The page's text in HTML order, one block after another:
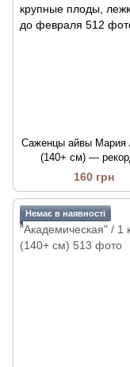
Саженцы айвы Мария
(140+ см) —
крупные плоды,
февраля
160 грн
Немає в наявності